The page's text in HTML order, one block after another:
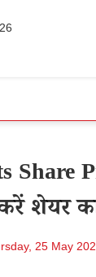
शेयर का
25 May